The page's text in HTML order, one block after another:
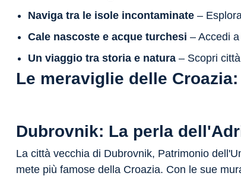
Naviga tra le isole incontaminate –
Cale nascoste e acque turchesi – Accedi
Un viaggio tra storia e natura– Scopri città
Le meraviglie delle
Dubrovnik: La perla
La città vecchia di Dubrovnik, Patrimonio
mete più famose della Croazia. Con le sue